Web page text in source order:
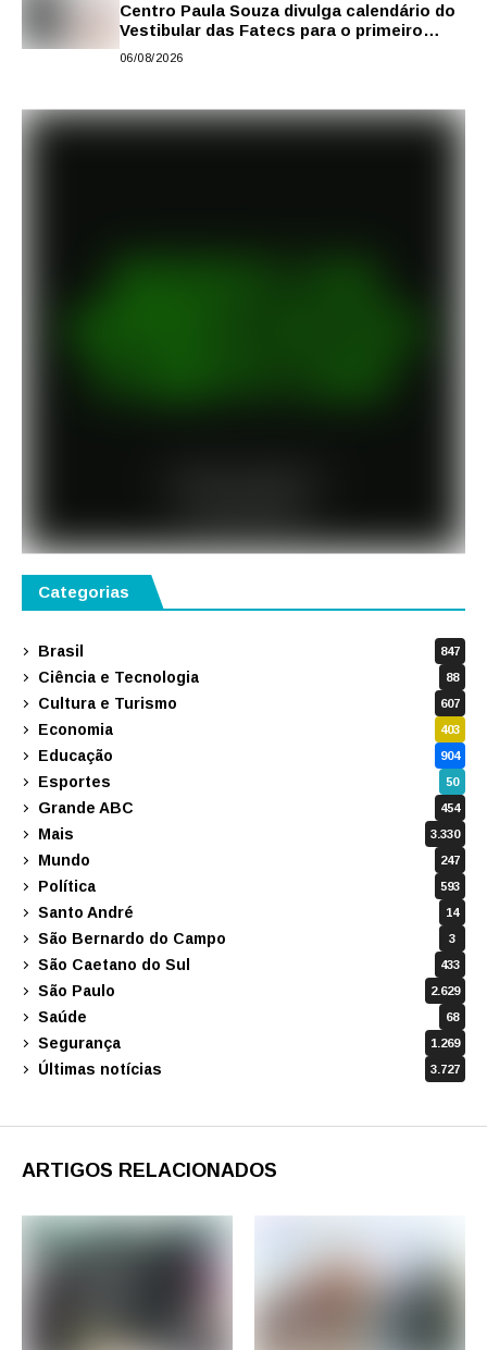
Centro Paula Souza divulga calendário do
Vestibular das Fatecs para o primeiro
semestre de 2027
06/08/2026
Categorias
Brasil 847
Ciência e Tecnologia 88
Cultura e Turismo 607
Economia 403
Educação 904
Esportes 50
Grande ABC 454
Mais 3.330
Mundo 247
Política 593
Santo André 14
São Bernardo do Campo 3
São Caetano do Sul 433
São Paulo 2.629
Saúde 68
Segurança 1.269
Últimas notícias 3.727
ARTIGOS RELACIONADOS